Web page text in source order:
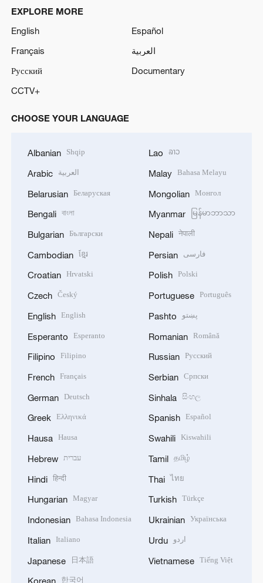
EXPLORE MORE
English
Español
Français
العربية
Русский
Documentary
CCTV+
CHOOSE YOUR LANGUAGE
Albanian Shqip
Arabic العربية
Belarusian Беларуская
Bengali বাংলা
Bulgarian Български
Cambodian ខ្មែរ
Croatian Hrvatski
Czech Český
English English
Esperanto Esperanto
Filipino Filipino
French Français
German Deutsch
Greek Ελληνικά
Hausa Hausa
Hebrew עברית
Hindi हिन्दी
Hungarian Magyar
Indonesian Bahasa Indonesia
Italian Italiano
Japanese 日本語
Korean 한국어
Lao ລາວ
Malay Bahasa Melayu
Mongolian Монгол
Myanmar မြန်မာဘာသာ
Nepali नेपाली
Persian فارسی
Polish Polski
Portuguese Português
Pashto پښتو
Romanian Română
Russian Русский
Serbian Српски
Sinhala සිංහල
Spanish Español
Swahili Kiswahili
Tamil தமிழ்
Thai ไทย
Turkish Türkçe
Ukrainian Українська
Urdu اردو
Vietnamese Tiếng Việt